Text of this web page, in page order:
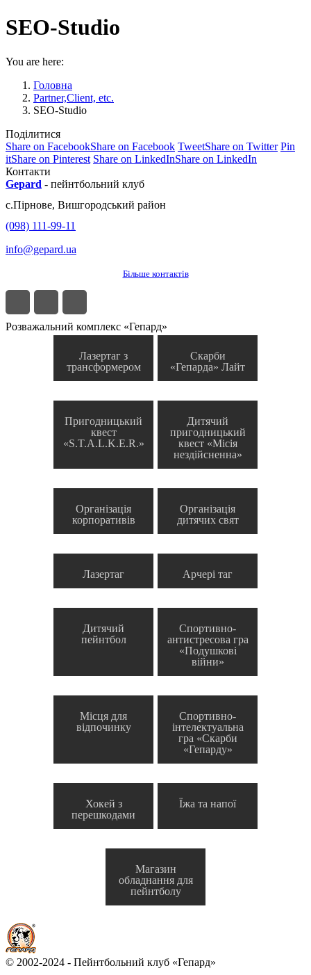
SEO-Studio
You are here:
Головна
Partner,Client, etc.
SEO-Studio
Поділитися
Share on FacebookShare on Facebook TweetShare on Twitter Pin
itShare on Pinterest Share on LinkedInShare on LinkedIn
Контакти
Gepard - пейнтбольний клуб
с.Пірнове, Вишгородський район
(098) 111-99-11
info@gepard.ua
Більше контактів
Розважальний комплекс «Гепард»
Лазертаг з
трансформером
Скарби
«Гепарда» Лайт
Пригодницький
квест
«S.T.A.L.K.E.R.»
Дитячий
пригодницький
квест «Місія
нездійсненна»
Організація
корпоративів
Організація
дитячих свят
Лазертаг Арчері таг
Дитячий
пейнтбол
Спортивно-
антистресова гра
«Подушкові
війни»
Місця для
відпочинку
Спортивно-
інтелектуальна
гра «Скарби
«Гепарду»
Хокей з
перешкодами
Їжа та напої
Магазин
обладнання для
пейнтболу
© 2002-2024 - Пейнтбольний клуб «Гепард»